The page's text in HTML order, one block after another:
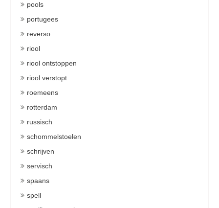
pools
portugees
reverso
riool
riool ontstoppen
riool verstopt
roemeens
rotterdam
russisch
schommelstoelen
schrijven
servisch
spaans
spell